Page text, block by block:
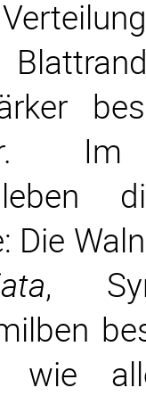
leben
Die
,
wie